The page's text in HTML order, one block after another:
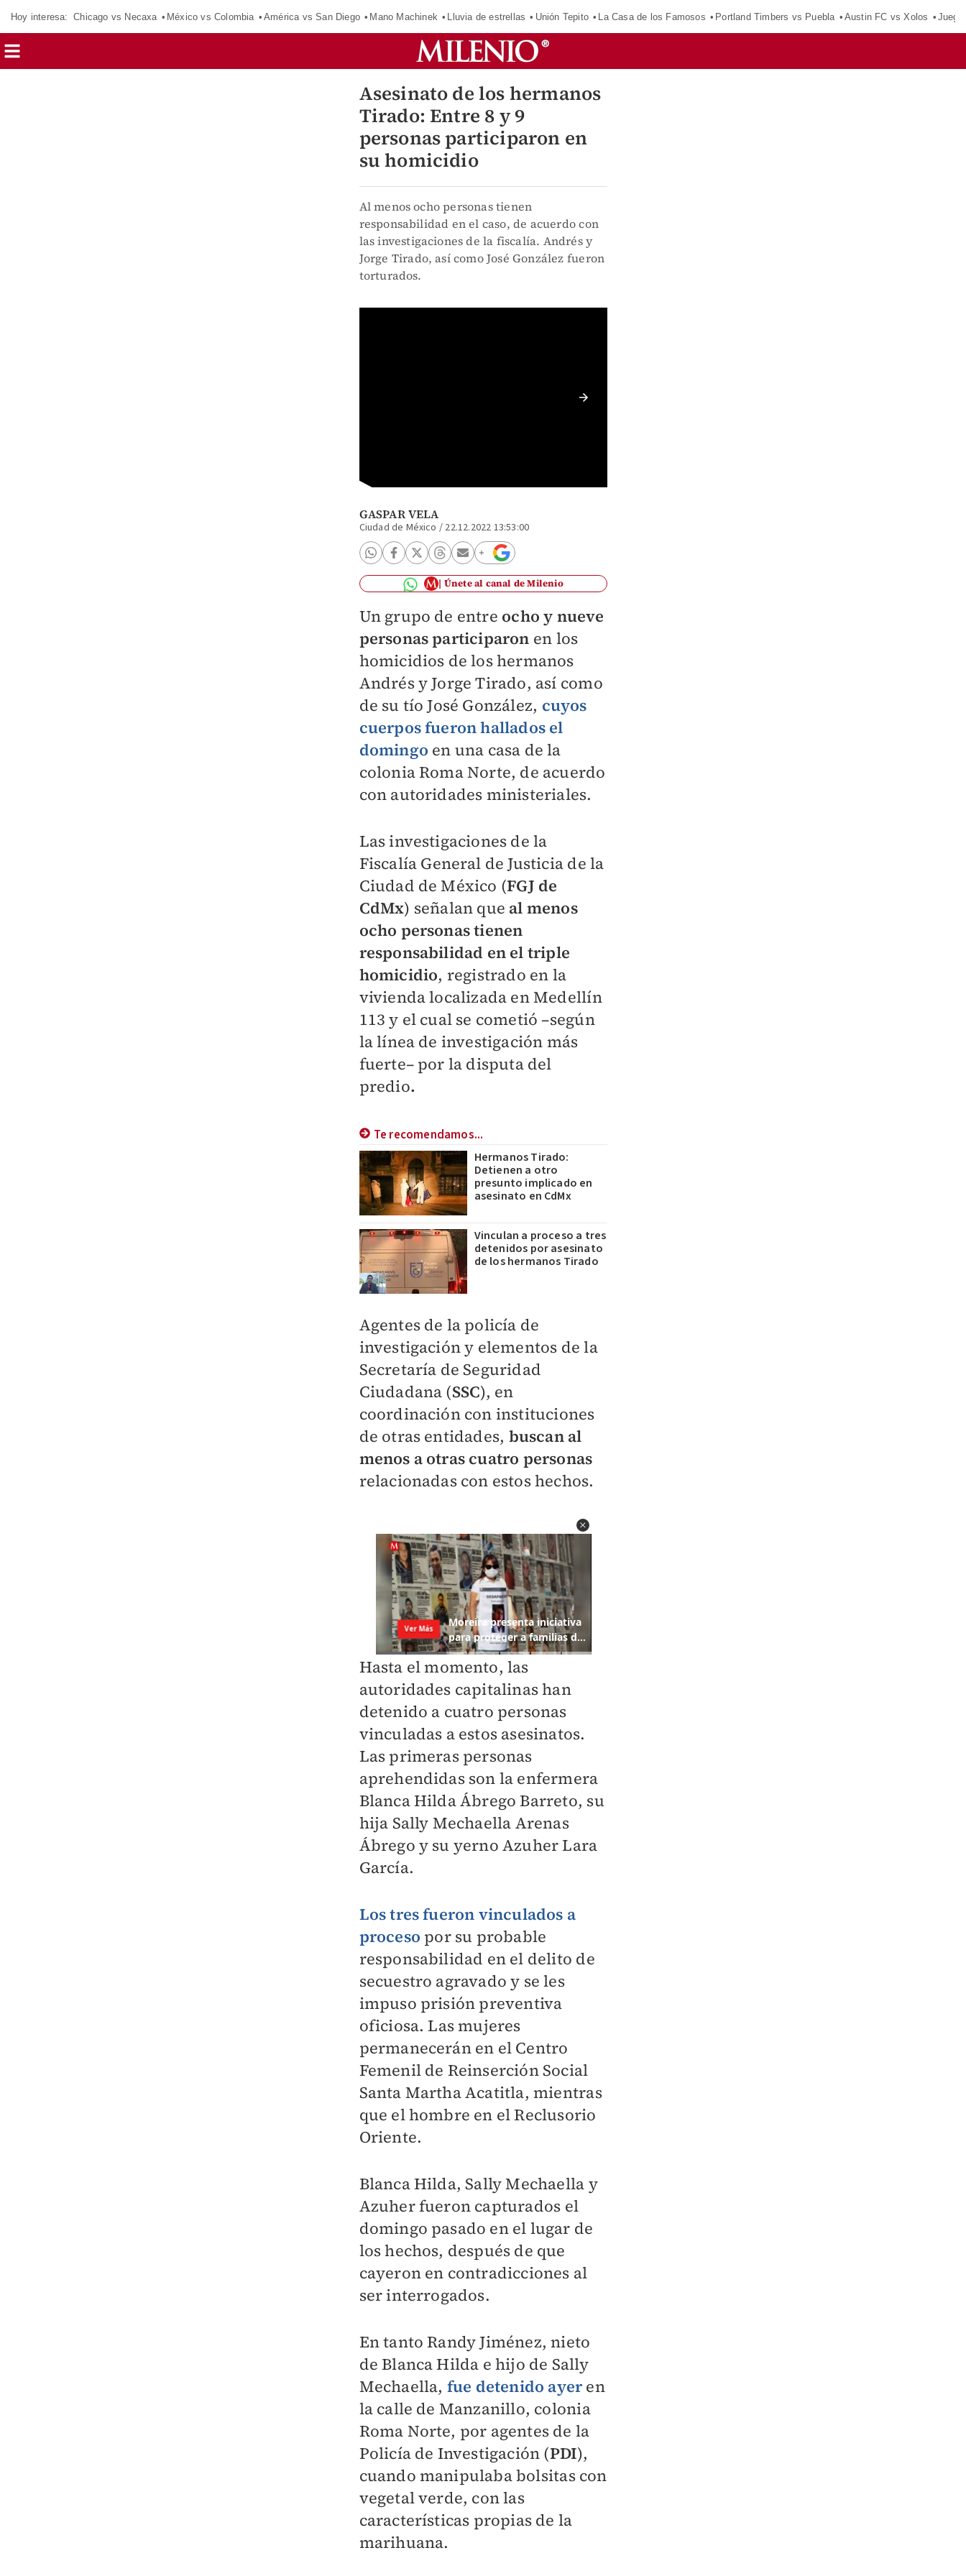
Hoy interesa: Chicago vs Necaxa México vs Colombia América vs San Diego Mano Machinek Lluvia de estrellas Unión Tepito La Casa de los Famosos Portland Timbers vs Puebla Austin FC vs Xolos
Asesinato de los hermanos
Tirado: Entre 8 y 9
personas participaron en
su homicidio
Al menos ocho personas tienen
responsabilidad en el caso, de acuerdo con
las investigaciones de la fiscalía. Andrés y
Jorge Tirado, así como José González fueron
torturados.
GASPAR VELA
Ciudad de México / 22.12.2022 13:53:00
Únete al canal de Milenio
Un grupo de entre ocho y nueve
personas participaron en los
homicidios de los hermanos
Andrés y Jorge Tirado, así como
de su tío José González, cuyos
cuerpos fueron hallados el
domingo en una casa de la
colonia Roma Norte, de acuerdo
con autoridades ministeriales.
Las investigaciones de la
Fiscalía General de Justicia de la
Ciudad de México (FGJ de
CdMx) señalan que al menos
ocho personas tienen
responsabilidad en el triple
homicidio, registrado en la
vivienda localizada en Medellín
113 y el cual se cometió –según
la línea de investigación más
fuerte– por la disputa del
predio.
Te recomendamos...
Hermanos Tirado:
Detienen a otro
presunto implicado en
asesinato en CdMx
Vinculan a proceso a tres
detenidos por asesinato
de los hermanos Tirado
Agentes de la policía de
investigación y elementos de la
Secretaría de Seguridad
Ciudadana (SSC), en
coordinación con instituciones
de otras entidades, buscan al
menos a otras cuatro personas
relacionadas con estos hechos.
Hasta el momento, las
autoridades capitalinas han
detenido a cuatro personas
vinculadas a estos asesinatos.
Las primeras personas
aprehendidas son la enfermera
Blanca Hilda Ábrego Barreto, su
hija Sally Mechaella Arenas
Ábrego y su yerno Azuher Lara
García.
Los tres fueron vinculados a
proceso por su probable
responsabilidad en el delito de
secuestro agravado y se les
impuso prisión preventiva
oficiosa. Las mujeres
permanecerán en el Centro
Femenil de Reinserción Social
Santa Martha Acatitla, mientras
que el hombre en el Reclusorio
Oriente.
Blanca Hilda, Sally Mechaella y
Azuher fueron capturados el
domingo pasado en el lugar de
los hechos, después de que
cayeron en contradicciones al
ser interrogados.
En tanto Randy Jiménez, nieto
de Blanca Hilda e hijo de Sally
Mechaella, fue detenido ayeren
la calle de Manzanillo, colonia
Roma Norte, por agentes de la
Policía de Investigación (PDI),
cuando manipulaba bolsitas con
vegetal verde, con las
características propias de la
marihuana.